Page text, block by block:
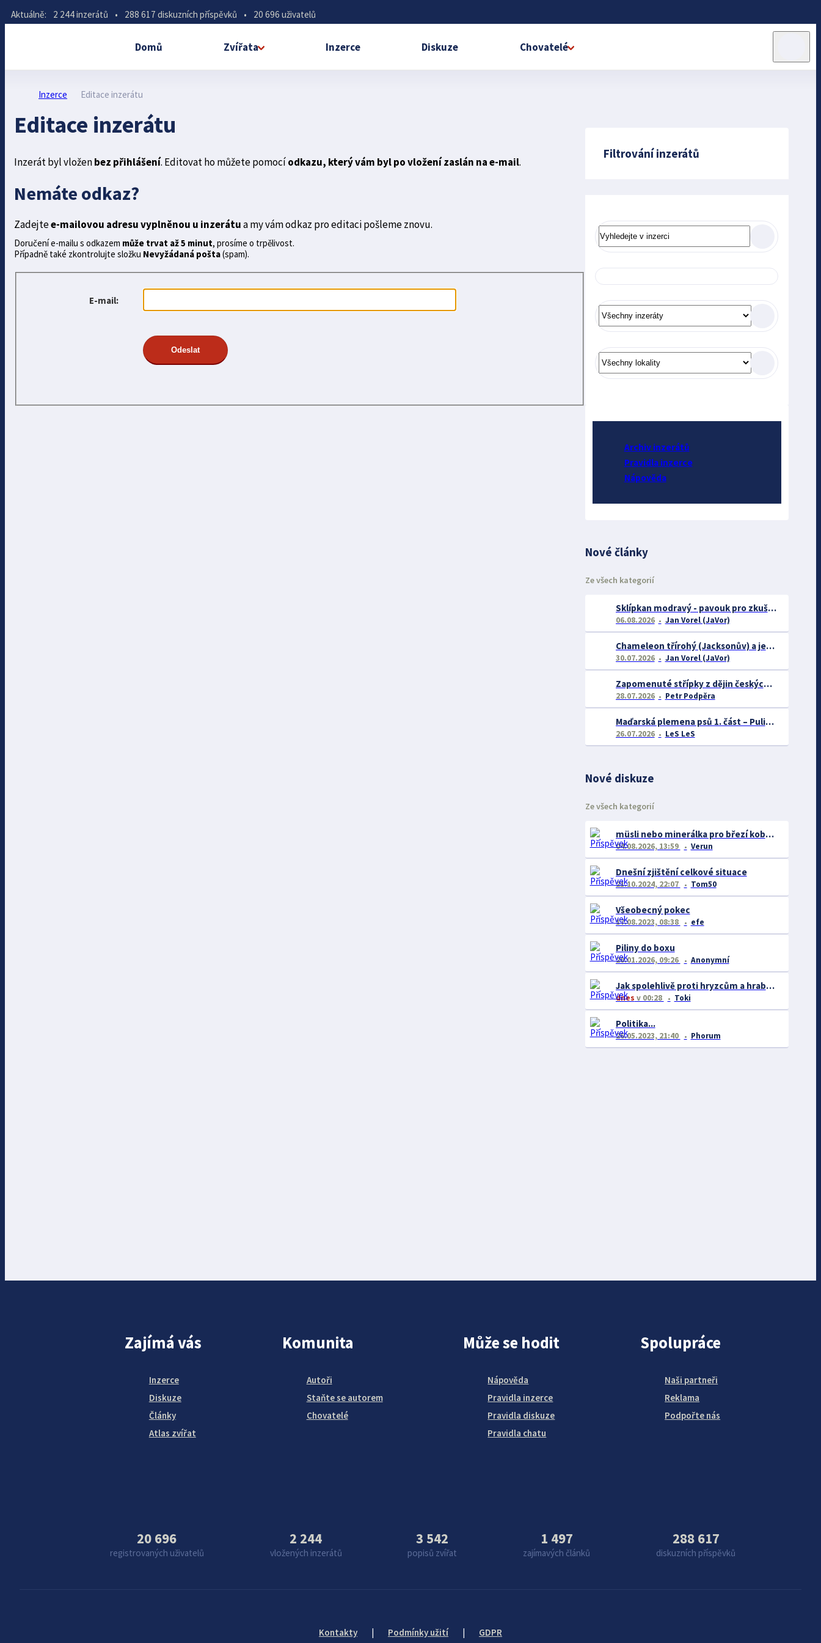
Aktuálně: 2 244 inzerátů • 288 617 diskuzních příspěvků • 20 696 uživatelů
Domů Zvířata Inzerce Diskuze Chovatelé
Inzerce Editace inzerátu
Editace inzerátu
Inzerát byl vloženbez přihlášení. Editovat ho můžete pomocíodkazu, který vám byl po vložení zaslán na e-mail.
Nemáte odkaz?
Zadejtee-mailovou adresu vyplněnou u inzerátua my vám odkaz pro editaci pošleme znovu.
Doručení e-mailu s odkazem může trvat až 5 minut, prosíme o trpělivost.
Případně také zkontrolujte složku Nevyžádaná pošta(spam).
E-mail:
Filtrování inzerátů
Archiv inzerátů
Pravidla inzerce
Nápověda
Nové články
Ze všech kategorií
Sklípkan modravý - pavouk pro zkušené chovatele
06.08.2026 Jan Vorel (JaVor)
Chameleon třírohý (Jacksonův) a jeho chov
30.07.2026 Jan Vorel (JaVor)
Zapomenuté střípky z dějin českých exotářů - 3.část
28.07.2026 Petr Podpěra
Maďarská plemena psů 1. část – Puli, Komondor
26.07.2026 LeS LeS
Nové diskuze
Ze všech kategorií
müsli nebo minerálka pro březí kobylu
04.08.2026, 13:59 Verun
Dnešní zjištění celkové situace
21.10.2024, 22:07 Tom50
Všeobecný pokec
17.08.2023, 08:38 efe
Piliny do boxu
20.01.2026, 09:26 Anonymní
Jak spolehlivě proti hryzcům a hrabošům
dnes v 00:28 Toki
Politika...
26.05.2023, 21:40 Phorum
Zajímá vás
Inzerce
Diskuze
Články
Atlas zvířat
Komunita
Autoři
Staňte se autorem
Chovatelé
Může se hodit
Nápověda
Pravidla inzerce
Pravidla diskuze
Pravidla chatu
Spolupráce
Naši partneři
Reklama
Podpořte nás
20 696
registrovaných uživatelů
2 244
vložených inzerátů
3 542
popisů zvířat
1 497
zajímavých článků
288 617
diskuzních příspěvků
Kontakty Podmínky užití GDPR